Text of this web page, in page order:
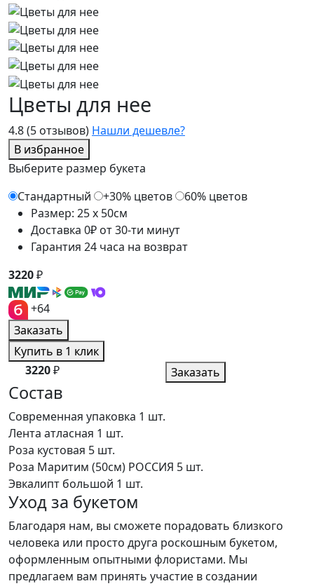
4.8(5 отзывов) Нашли дешевле?
В избранное
Цветы для нее
Выберите размер букета
Стандартный
+30% цветов
60% цветов
Размер: 25 x 50см
Доставка 0₽ от 30-ти минут
Гарантия 24 часа на возврат
3220₽
+64
Заказать
Купить в 1 клик
3220₽ Заказать
Состав
Современная упаковка 1 шт.
Лента атласная 1 шт.
Роза кустовая 5 шт.
Роза Маритим (50см) РОССИЯ 5 шт.
Эвкалипт большой 1 шт.
Уход за букетом
Благодаря нам, вы сможете порадовать близкого
человека или просто друга роскошным букетом,
оформленным опытными флористами. Мы
предлагаем вам принять участие в создании